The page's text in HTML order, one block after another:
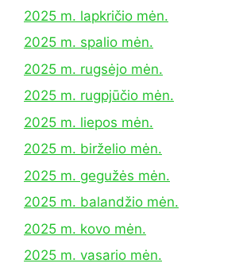
2025 m. lapkričio mėn.
2025 m. spalio mėn.
2025 m. rugsėjo mėn.
2025 m. rugpjūčio mėn.
2025 m. liepos mėn.
2025 m. birželio mėn.
2025 m. gegužės mėn.
2025 m. balandžio mėn.
2025 m. kovo mėn.
2025 m. vasario mėn.